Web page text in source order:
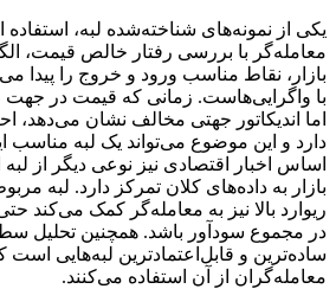
یکی از نمونه‌های شناخته‌شده لبه،
معامله‌گر با بررسی رفتار خالص قیمت،
بازار، نقاط مناسب ورود و خروج را پیدا
با واگرایی‌هاست. زمانی که قیمت در
اما اندیکاتور جهتی مخالف نشان می‌دهد،
دارد و این موضوع می‌تواند یک لبه مناسب
اساس اخبار اقتصادی نیز نوعی دیگر از
بازار به داده‌های کلان تمرکز دارد. لبه
ریوارد بالا نیز به معامله‌گر کمک می‌کند
در مجموع سودآور باشد. همچنین تحلیل
ساده‌ترین و قابل‌اعتمادترین لبه‌هایی است
معامله‌گران از آن استفاده می‌کنند.